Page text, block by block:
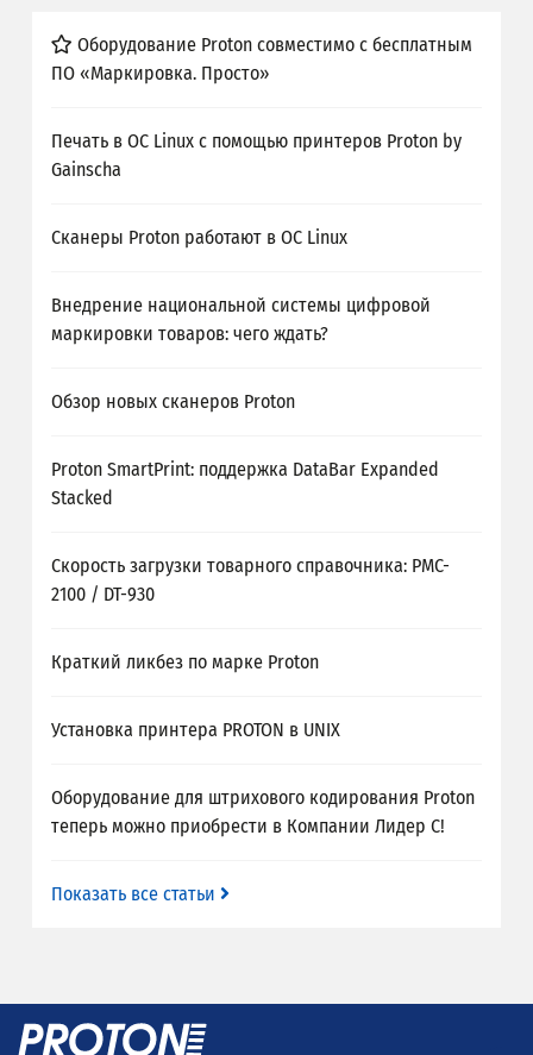
Оборудование Proton совместимо с бесплатным
ПО «Маркировка. Просто»
Печать в ОС Linux с помощью принтеров Proton by
Gainscha
Сканеры Proton работают в ОС Linux
Внедрение национальной системы цифровой
маркировки товаров: чего ждать?
Обзор новых сканеров Proton
Proton SmartPrint: поддержка DataBar Expanded
Stacked
Скорость загрузки товарного справочника: PMC-
2100 / DT-930
Краткий ликбез по марке Proton
Установка принтера PROTON в UNIX
Оборудование для штрихового кодирования Proton
теперь можно приобрести в Компании Лидер С!
Показать все статьи